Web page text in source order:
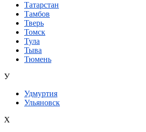
Татарстан
Тамбов
Тверь
Томск
Тула
Тыва
Тюмень
У
Удмуртия
Ульяновск
Х